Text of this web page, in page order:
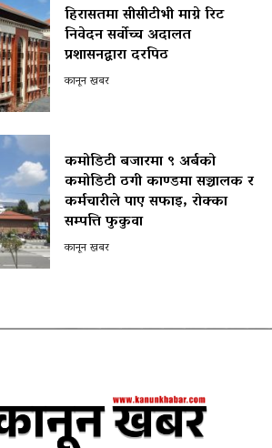
हिरासतमा सीसीटीभी माग्ने रिट
निवेदन सर्वोच्च अदालत
प्रशासनद्वारा दरपिठ
कानून खबर
कमोडिटी बजारमा ९ अर्बको
कमोडिटी ठगी काण्डमा सञ्चालक र
कर्मचारीले पाए सफाइ, रोक्का
सम्पत्ति फुकुवा
कानून खबर